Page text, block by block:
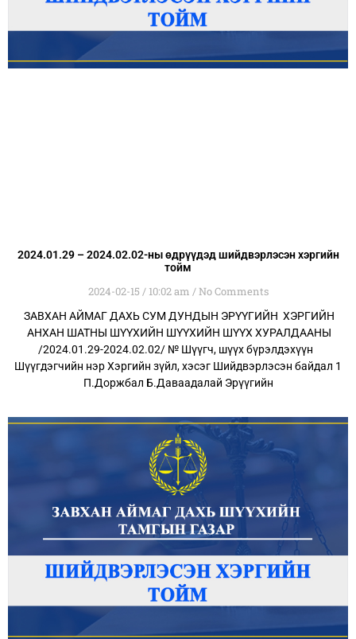
2024.01.29 – 2024.02.02-ны өдрүүдэд шийдвэрлэсэн хэргийн
тойм
2024-02-15 10:02 am No Comments
ЗАВХАН АЙМАГ ДАХЬ СУМ ДУНДЫН ЭРҮҮГИЙН ХЭРГИЙН
АНХАН ШАТНЫ ШҮҮХИЙН ШҮҮХИЙН ШҮҮХ ХУРАЛДААНЫ
/2024.01.29-2024.02.02/ № Шүүгч, шүүх бүрэлдэхүүн
Шүүгдэгчийн нэр Хэргийн зүйл, хэсэг Шийдвэрлэсэн байдал 1
П.Доржбал Б.Даваадалай Эрүүгийн